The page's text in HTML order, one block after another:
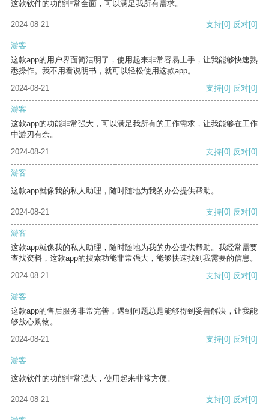
这款软件的功能非常全面，可以满足我所有需求。
2024-08-21 支持[0] 反对[0]
游客
这款app的用户界面简洁明了，使用起来非常容易上手，让我能够快速熟
悉操作。我不用看说明书，就可以轻松使用这款app。
2024-08-21
支持[0] 反对[0]
游客
这款app的功能非常强大，可以满足我所有的工作需求，让我能够在工作
中游刃有余。
2024-08-21
支持[0] 反对[0]
游客
这款app就像我的私人助理，随时随地为我的办公提供帮助。
2024-08-21 支持[0] 反对[0]
游客
这款app就像我的私人助理，随时随地为我的办公提供帮助。我经常需要
查找资料，这款app的搜索功能非常强大，能够快速找到我需要的信息。
2024-08-21
支持[0] 反对[0]
游客
这款app的售后服务非常完善，遇到问题总是能够得到妥善解决，让我能
够放心购物。
2024-08-21
支持[0] 反对[0]
游客
这款软件的功能非常强大，使用起来非常方便。
2024-08-21 支持[0] 反对[0]